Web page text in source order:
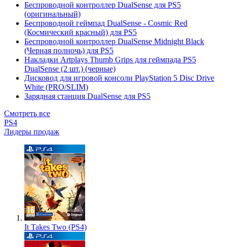
Беспроводной контроллер DualSense для PS5
(оригинальный)
Беспроводной геймпад DualSense - Cosmic Red
(Космический красный) для PS5
Беспроводной контроллер DualSense Midnight Black
(Черная полночь) для PS5
Накладки Artplays Thumb Grips для геймпада PS5
DualSense (2 шт.) (черные)
Дисковод для игровой консоли PlayStation 5 Disc Drive
White (PRO/SLIM)
Зарядная станция DualSense для PS5
Смотреть все
PS4
Лидеры продаж
It Takes Two (PS4)